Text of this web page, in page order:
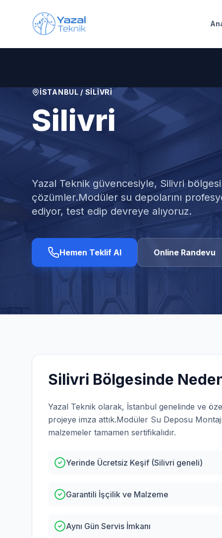
İSTANBUL / SILIVRI
Silivri
Modüler Su
Yazal Teknik güvencesiyle, Silivri
çözümler.Modüler su depolarını
ediyor, test edip devreye alıyoruz.
Hemen Teklif Al Online Randevu
Silivri Bölgesinde
Yazal Teknik olarak, İstanbul genelinde ve
projeye imza attık.Modüler Su Deposu
malzemeler tamamen sertifikalıdır.
Yerinde Ücretsiz Keşif (Silivri geneli)
Garantili İşçilik ve Malzeme
Aynı Gün Servis İmkanı